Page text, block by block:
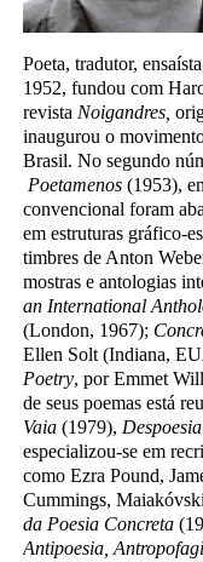
Poeta, tradutor,
1952, fundou com
revista Noigandres,
inaugurou o
Brasil. No segundo
Poetamenos (1953),
convencional foram
em estruturas gráfico-
timbres de Anton
mostras e antologias
an International
(London, 1967);
Ellen Solt (Indiana,
Poetry, por Emmet
de seus poemas está
Vaia (1979), Despoesia
especializou-se em
como Ezra Pound,
Cummings,
da Poesia Concreta
Antipoesia,